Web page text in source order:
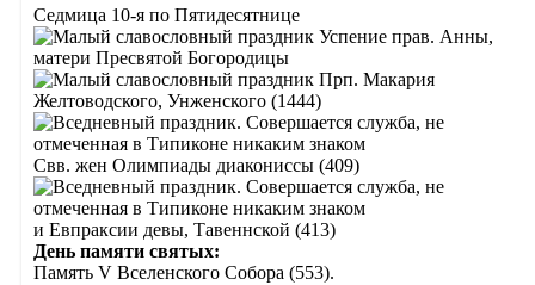
Седмица 10-я по Пятидесятнице
Успение прав. Анны,
матери Пресвятой Богородицы
Прп. Макария
Желтоводского, Унженского (1444)
Свв. жен Олимпиады диакониссы (409)
и Евпраксии девы, Тавеннской (413)
День памяти святых:
Память V Вселенского Собора (553).